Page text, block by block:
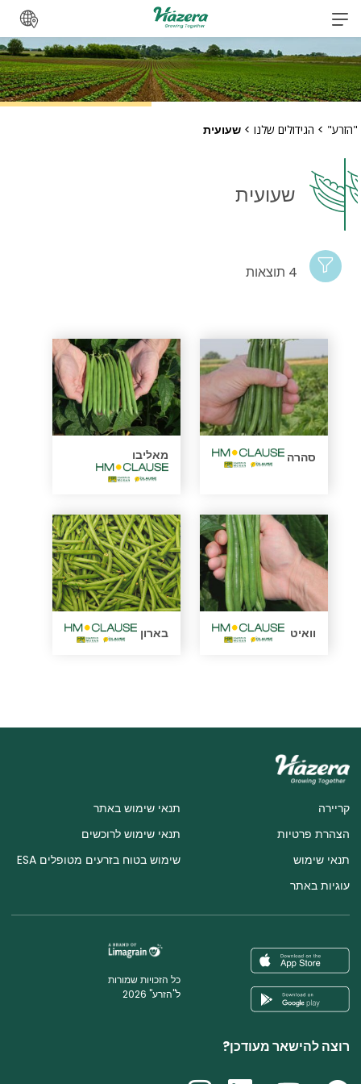
דלג
"הזרע" > הגידולים שלנו > שעועית
שעועית
4 תוצאות
סהרה מאליבו
וואיט בארון
קריירה
הצהרת פרטיות
תנאי שימוש
עוגיות באתר
תנאי שימוש באתר
תנאי שימוש לרוכשים
שימוש בטוח בזרעים מטופלים ESA
כל הזכויות שמורות
ל"הזרע" 2026
רוצה להישאר מעודכן?